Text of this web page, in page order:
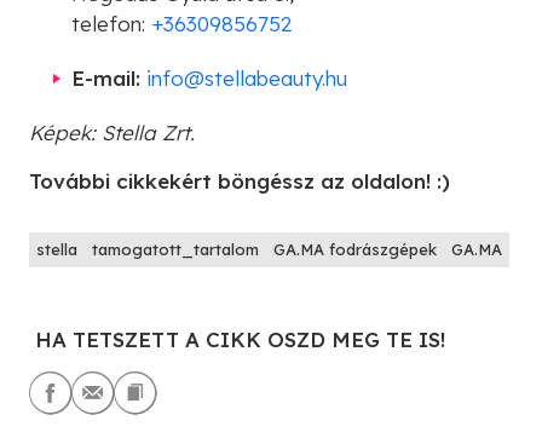
telefon: +36309856752
E-mail: info@stellabeauty.hu
Képek: Stella Zrt.
További cikkekért böngéssz az oldalon! :)
stella tamogatott_tartalom GA.MA fodrászgépek GA.MA
HA TETSZETT A CIKK OSZD MEG TE IS!